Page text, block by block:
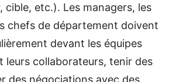
cible, etc.). Les managers, les
chefs de département doivent
devant les équipes
leurs collaborateurs, tenir des
des négociations avec des